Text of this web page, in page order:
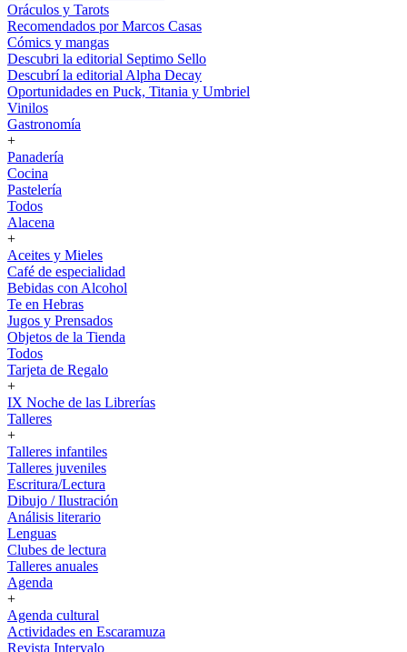
Oráculos y Tarots
Recomendados por Marcos Casas
Cómics y mangas
Descubri la editorial Septimo Sello
Descubrí la editorial Alpha Decay
Oportunidades en Puck, Titania y Umbriel
Vinilos
Gastronomía
+
Panadería
Cocina
Pastelería
Todos
Alacena
+
Aceites y Mieles
Café de especialidad
Bebidas con Alcohol
Te en Hebras
Jugos y Prensados
Objetos de la Tienda
Todos
Tarjeta de Regalo
+
IX Noche de las Librerías
Talleres
+
Talleres infantiles
Talleres juveniles
Escritura/Lectura
Dibujo / Ilustración
Análisis literario
Lenguas
Clubes de lectura
Talleres anuales
Agenda
+
Agenda cultural
Actividades en Escaramuza
Revista Intervalo